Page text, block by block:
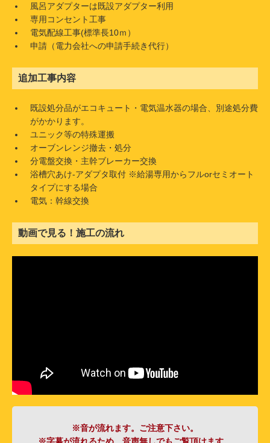
風呂アダプターは既設アダプター利用
専用コンセント工事
電気配線工事(標準長10ｍ）
申請（電力会社への申請手続き代行）
追加工事内容
既設処分品がエコキュート・電気温水器の場合、別途処分費
がかかります。
ユニック等の特殊運搬
オーブンレンジ撤去・処分
分電盤交換・主幹ブレーカー交換
浴槽穴あけ-アダプタ取付 ※給湯専用からフルorセミオート
タイプにする場合
電気：幹線交換
動画で見る！施工の流れ
※音が流れます。ご注意下さい。